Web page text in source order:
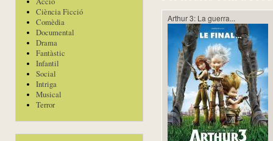
Ciència Ficció
Comèdia
Documental
Drama
Fantàstic
Infantil
Social
Intriga
Musical
Terror
Arthur 3: La guerra...